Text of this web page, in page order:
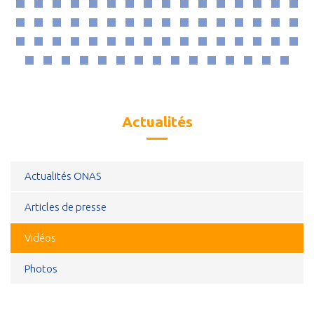
Actualités
Actualités ONAS
Articles de presse
Vidéos
Photos